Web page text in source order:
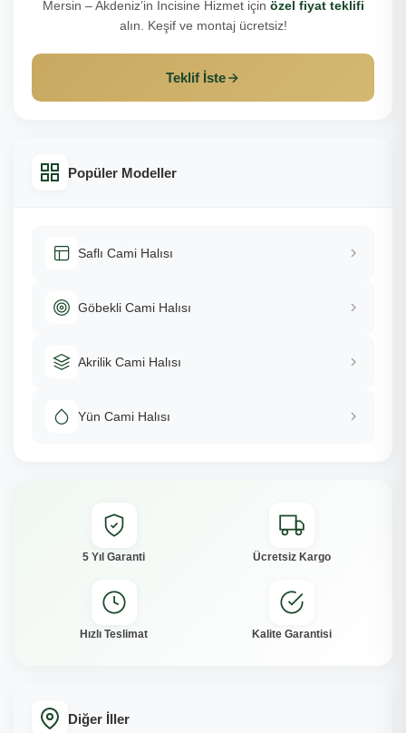
Mersin – Akdeniz’in İncisine Hizmet için özel fiyat teklifi
alın. Keşif ve montaj ücretsiz!
Teklif İste
Popüler Modeller
Saflı Cami Halısı
Göbekli Cami Halısı
Akrilik Cami Halısı
Yün Cami Halısı
5 Yıl Garanti Ücretsiz Kargo
Hızlı Teslimat Kalite Garantisi
Diğer İller